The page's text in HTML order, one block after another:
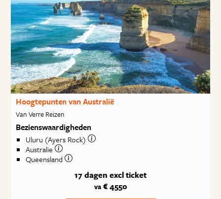
Hoogtepunten van Australië
Van Verre Reizen
Bezienswaardigheden
Uluru (Ayers Rock)
Australie
Queensland
17 dagen excl ticket
va€ 4550